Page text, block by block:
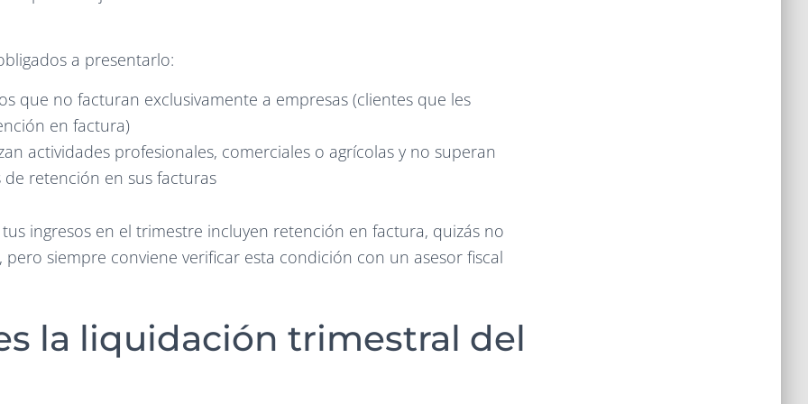
a presentarlo:
que no facturan exclusivamente a empresas (clientes que les
en factura)
actividades profesionales, comerciales o agrícolas y no superan
retención en sus facturas
ingresos en el trimestre incluyen retención en factura, quizás no
siempre conviene verificar esta condición con un asesor fiscal
la liquidación trimestral del